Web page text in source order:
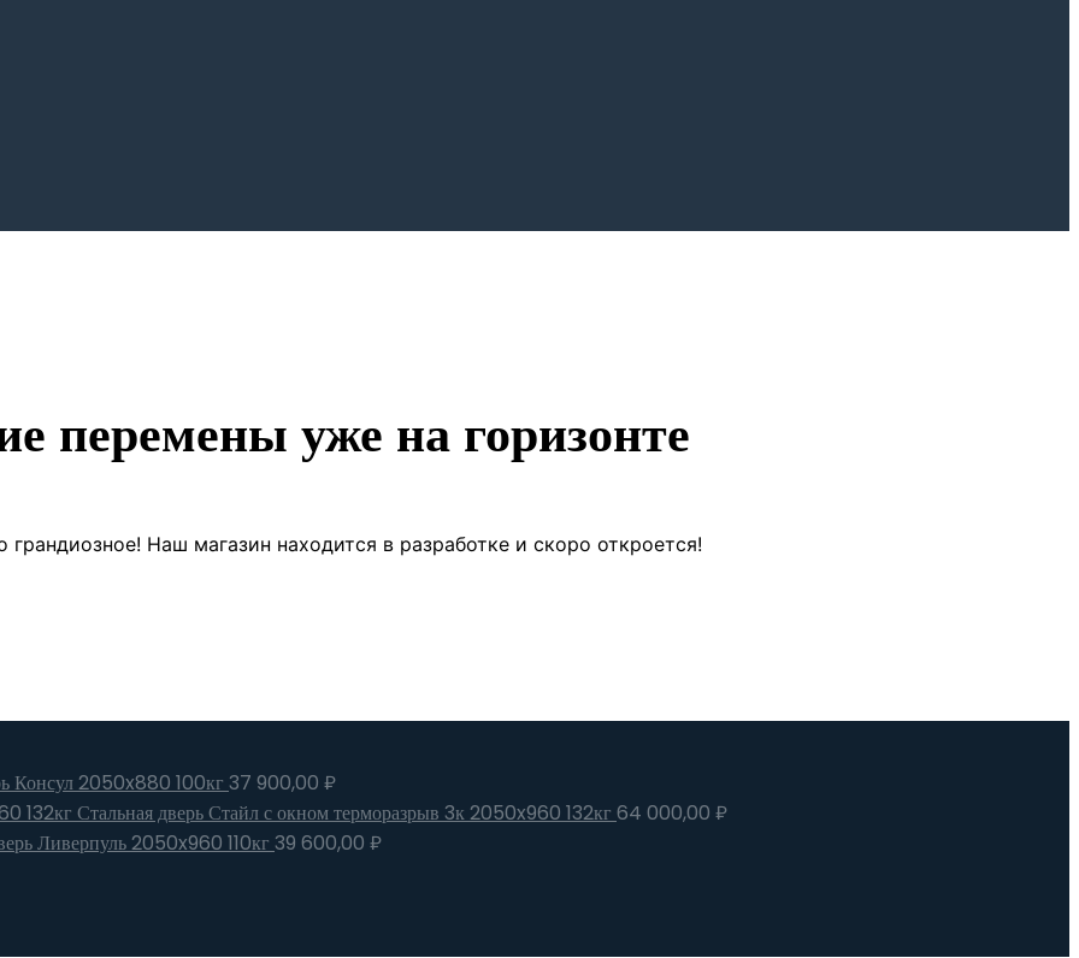
перемены уже на горизонте
грандиозное! Наш магазин находится в разработке и скоро откроется!
Консул 2050x880 100кг 37 900,00 ₽
Стальная дверь Стайл с окном терморазрыв 3к 2050x960 132кг 64 000,00 ₽
Ливерпуль 2050x960 110кг 39 600,00 ₽